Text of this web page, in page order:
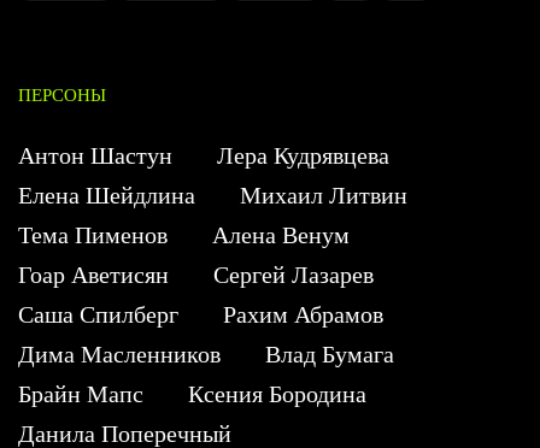
ПЕРСОНЫ
Антон Шастун
Лера Кудрявцева
Елена Шейдлина
Михаил Литвин
Тема Пименов
Алена Венум
Гоар Аветисян
Сергей Лазарев
Саша Спилберг
Рахим Абрамов
Дима Масленников
Влад Бумага
Брайн Мапс
Ксения Бородина
Данила Поперечный